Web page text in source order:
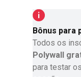
Bônus para
Todos os
Polywall
para testar